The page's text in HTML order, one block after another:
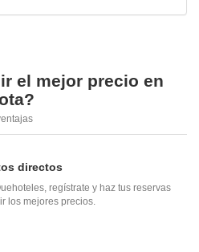
el mejor precio en
directos
regístrate y haz tus reservas
los mejores precios.